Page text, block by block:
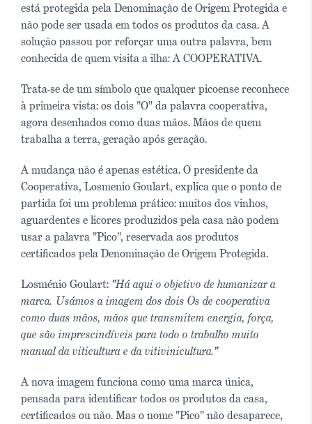
está protegida pela Denominação de Origem Protegida e
não pode ser usada em todos os produtos da casa. A
solução passou por reforçar uma outra palavra, bem
conhecida de quem visita a ilha: A COOPERATIVA.
Trata-se de um símbolo que qualquer picoense reconhece
à primeira vista: os dois "O" da palavra cooperativa,
agora desenhados como duas mãos. Mãos de quem
trabalha a terra, geração após geração.
A mudança não é apenas estética. O presidente da
Cooperativa, Losmenio Goulart, explica que o ponto de
partida foi um problema prático: muitos dos vinhos,
aguardentes e licores produzidos pela casa não podem
usar a palavra "Pico", reservada aos produtos
certificados pela Denominação de Origem Protegida.
Losménio Goulart: "Há aqui o objetivo de humanizar a
marca. Usámos a imagem dos dois Os de cooperativa
como duas mãos, mãos que transmitem energia, força,
que são imprescindíveis para todo o trabalho muito
manual da viticultura e da vitivinicultura."
A nova imagem funciona como uma marca única,
pensada para identificar todos os produtos da casa,
certificados ou não. Mas o nome "Pico" não desaparece,